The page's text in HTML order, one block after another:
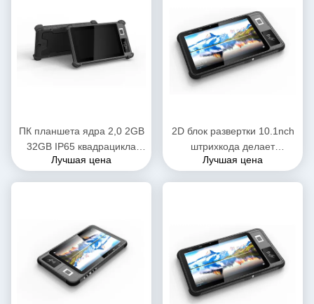
ПК планшета ядра 2,0 2GB
32GB IP65 квадрацикла
8inch MTK6761 изрезанный
Лучшая цена
2D блок развертки 10.1nch
штрихкода делает
изрезанное ядр
Лучшая цена